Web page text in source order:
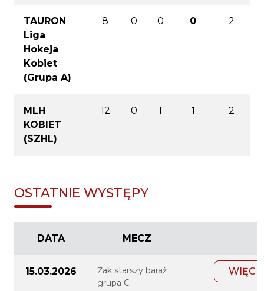
TAURON
Liga
Hokeja
Kobiet
(Grupa A)
8 0 0 0 2
MLH
KOBIET
(SZHL)
12 0 1 1 2
OSTATNIE WYSTĘPY
DATA MECZ
15.03.2026
Żak starszy baraż
grupa C